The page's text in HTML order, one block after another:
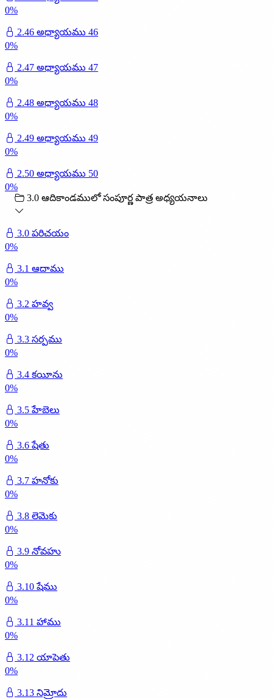
0%
2.46 అధ్యాయము 46
0%
2.47 అధ్యాయము 47
0%
2.48 అధ్యాయము 48
0%
2.49 అధ్యాయము 49
0%
2.50 అధ్యాయము 50
0%
3.0 ఆదికాండములో సంపూర్ణ పాత్ర అధ్యయనాలు
3.0 పరిచయం
0%
3.1 ఆదాము
0%
3.2 హవ్వ
0%
3.3 సర్పము
0%
3.4 కయీను
0%
3.5 హేబెలు
0%
3.6 షేతు
0%
3.7 హనోకు
0%
3.8 లెమెకు
0%
3.9 నోవహు
0%
3.10 షేము
0%
3.11 హాము
0%
3.12 యాపెతు
0%
3.13 నిమ్రోదు